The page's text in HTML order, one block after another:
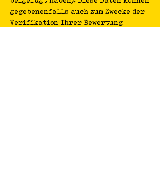
gegebenenfalls auch zum Zwecke der
Verifikation Ihrer Bewertung